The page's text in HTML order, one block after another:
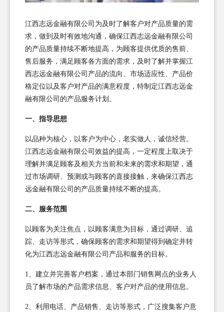
江西志远金融有限公司为及时了解客户对产品质量的需
求，做到及时有效地沟通，确保江西志远金融有限公司
的产品质量持续不断地提高，为顾客提供优质的售前、
售后服务，满足顾客各方面的需求，及时了解并掌握江
西志远金融有限公司产品的流向、市场适应性、产品价
格定位以及客户对产品的满意程度，特制定江西志远金
融有限公司的产品服务计划。
一、指导思想
以品种为核心，以客户为中心，老实做人，诚信经营。
江西志远金融有限公司效益的提高，一定程度上取决于
理解并满足顾客及相关方当前和未来的需求和期望，通
过市场调研、预测或与顾客的直接接触，来确保江西志
远金融有限公司的产品质量持续不断的提高。
二、服务范围
以顾客为关注焦点，以顾客满意为目标，通过调研、追
踪、走访等形式，确保顾客的需求和期望得到确定并转
化为江西志远金融有限公司产品和服务的目标。
1、建立并完善客户档案，通过本部门销售网点的业务人
员了解市场的产品需求信息、客户对产品的使用信息。
2、利用电话、产品销售、走访等形式，广泛搜集客户意